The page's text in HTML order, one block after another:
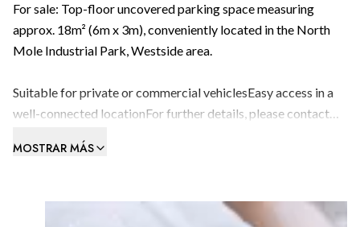
For sale: Top-floor uncovered parking space measuring
approx. 18m² (6m x 3m), conveniently located in the North
Mole Industrial Park, Westside area.
Suitable for private or commercial vehiclesEasy access in a
well-connected locationFor further details, please contact
MOSTRAR MÁS